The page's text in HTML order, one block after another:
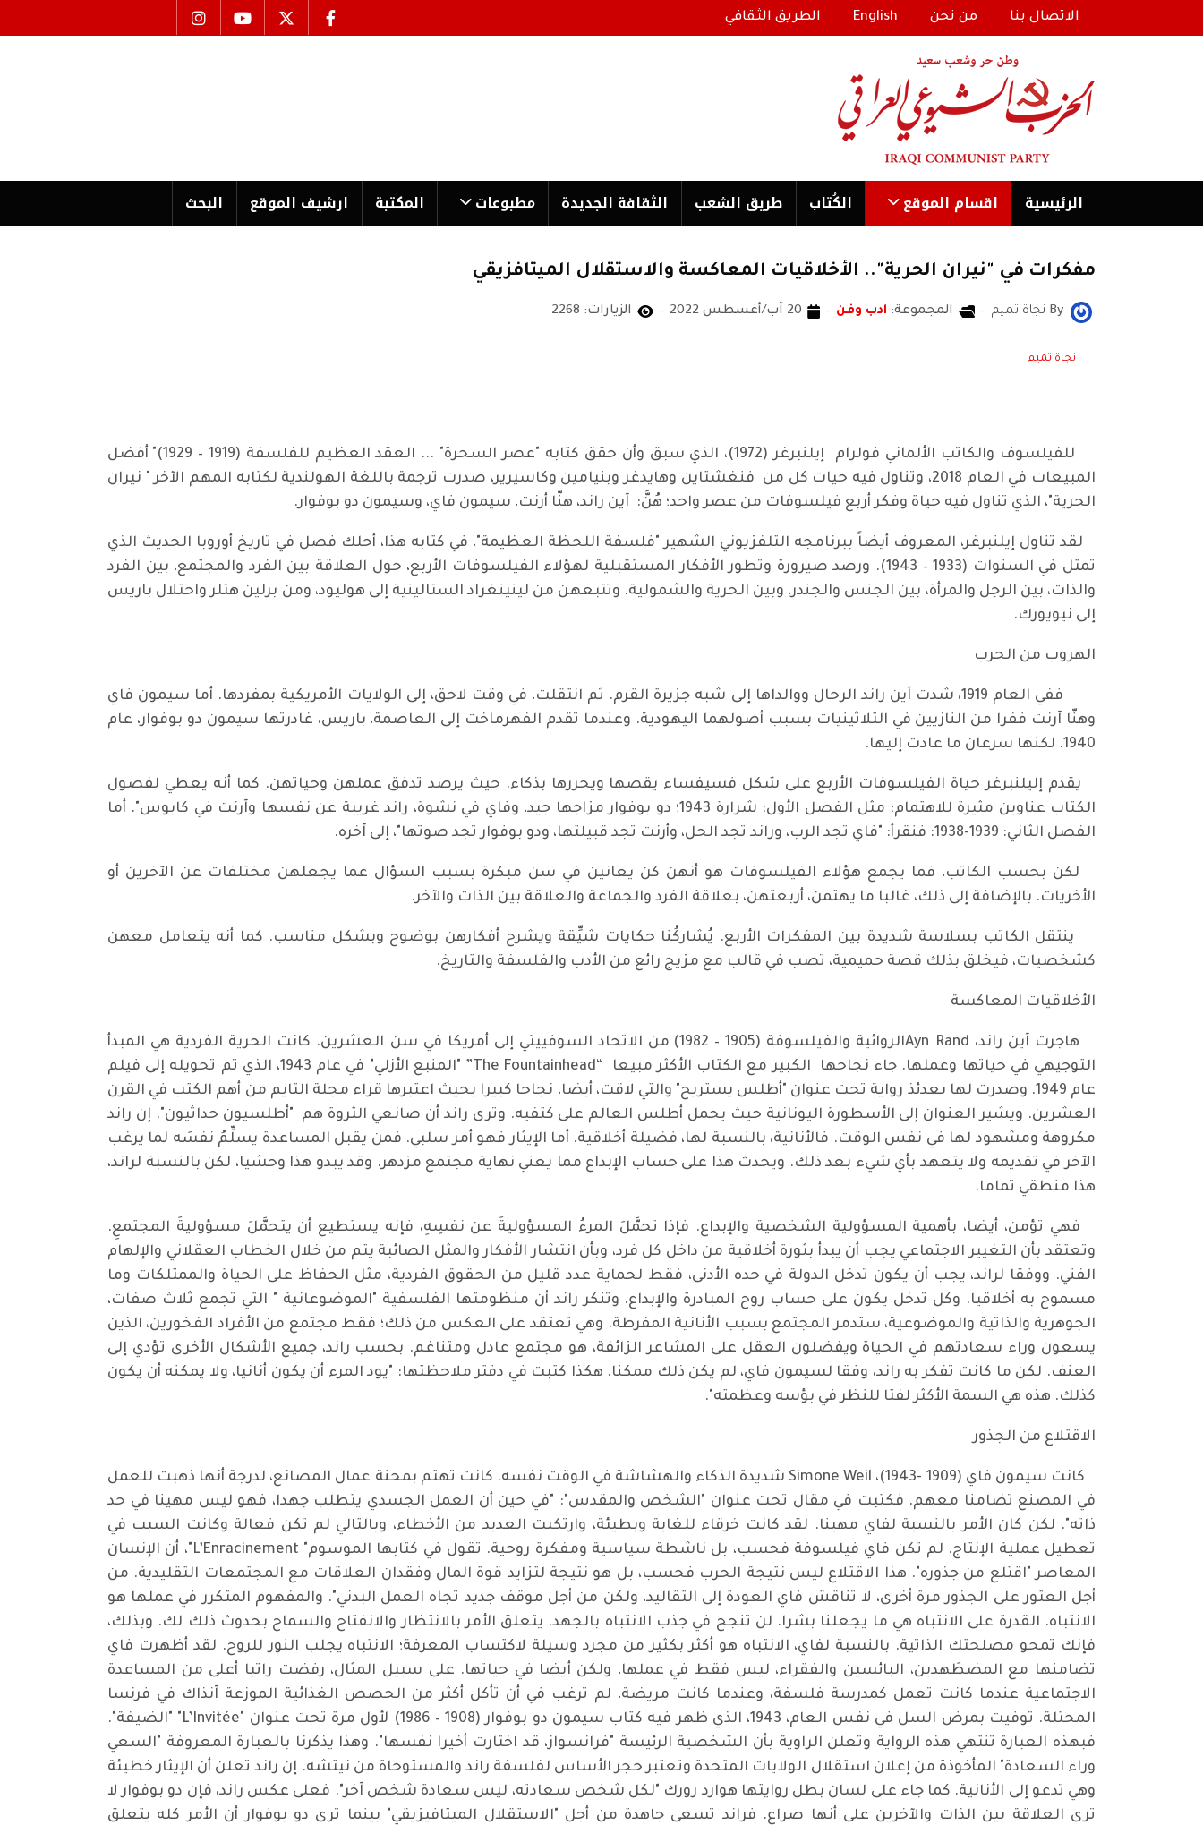
الاتصال بنا من نحن English الطريق الثقافي
الرئیسية اقسام الموقع الكُتاب طریق الشعب الثقافة الجدیدة مطبوعات المكتبة ارشیف الموقع البحث
مفكرات في "نيران الحرية".. الأخلاقيات المعاكسة والاستقلال الميتافزيقي
By نجاة تميم المجموعة: ادب وفن 20 آب/أغسطس 2022 الزيارات: 2268
نجاة تميم
للفيلسوف والكاتب الألماني فولرام إيلنبرغر (1972)، الذي سبق وأن حقق كتابه "عصر السحرة" ... العقد العظيم للفلسفة (1919 – 1929)" أفضل
المبيعات في العام 2018، وتناول فيه حيات كل من فنغشتاين وهايدغر وبنيامين وكاسيرير، صدرت ترجمة باللغة الهولندية لكتابه المهم الآخر " نيران
الحرية"، الذي تناول فيه حياة وفكر أربع فيلسوفات من عصر واحد؛ هُنَّ: آين راند، هنّا أرنت، سيمون فاي، وسيمون دو بوفوار.
لقد تناول إيلنبرغر، المعروف أيضاً ببرنامجه التلفزيوني الشهير "فلسفة اللحظة العظيمة"، في كتابه هذا، أحلك فصل في تاريخ أوروبا الحديث الذي
تمثل في السنوات (1933 – 1943). ورصد صيرورة وتطور الأفكار المستقبلية لهؤلاء الفيلسوفات الأربع، حول العلاقة بين الفرد والمجتمع، بين الفرد
والذات، بين الرجل والمرأة، بين الجنس والجندر، وبين الحرية والشمولية. وتتبعهن من لينينغراد الستالينية إلى هوليود، ومن برلين هتلر واحتلال باريس
إلى نيويورك.
الهروب من الحرب
ففي العام 1919، شدت آين راند الرحال ووالداها إلى شبه جزيرة القرم. ثم انتقلت، في وقت لاحق، إلى الولايات الأمريكية بمفردها. أما سيمون فاي
وهنّا آرنت ففرا من النازيين في الثلاثينيات بسبب أصولهما اليهودية. وعندما تقدم الفهرماخت إلى العاصمة، باريس، غادرتها سيمون دو بوفوار، عام
1940. لكنها سرعان ما عادت إليها.
يقدم إليلنبرغر حياة الفيلسوفات الأربع على شكل فسيفساء يقصها ويحررها بذكاء. حيث يرصد تدفق عملهن وحياتهن. كما أنه يعطي لفصول
الكتاب عناوين مثيرة للاهتمام؛ مثل الفصل الأول: شرارة 1943؛ دو بوفوار مزاجها جيد، وفاي في نشوة، راند غريبة عن نفسها وآرنت في كابوس". أما
الفصل الثاني: 1939-1938: فنقرأ: "فاي تجد الرب، وراند تجد الحل، وأرنت تجد قبيلتها، ودو بوفوار تجد صوتها"، إلى آخره.
لكن بحسب الكاتب، فما يجمع هؤلاء الفيلسوفات هو أنهن كن يعانين في سن مبكرة بسبب السؤال عما يجعلهن مختلفات عن الآخرين أو
الأخريات. بالإضافة إلى ذلك، غالبا ما يهتمن، أربعتهن، بعلاقة الفرد والجماعة والعلاقة بين الذات والآخر.
ينتقل الكاتب بسلاسة شديدة بين المفكرات الأربع. يُشاركُنا حكايات شيِّقة ويشرح أفكارهن بوضوح وبشكل مناسب. كما أنه يتعامل معهن
كشخصيات، فيخلق بذلك قصة حميمية، تصب في قالب مع مزيج رائع من الأدب والفلسفة والتاريخ.
الأخلاقيات المعاكسة
هاجرت آين راند، Ayn Randالروائية والفيلسوفة (1905 – 1982) من الاتحاد السوفييتي إلى أمريكا في سن العشرين. كانت الحرية الفردية هي المبدأ
التوجيهي في حياتها وعملها. جاء نجاحها الكبير مع الكتاب الأكثر مبيعا “The Fountainhead” "المنبع الأزلي" في عام 1943، الذي تم تحويله إلى فيلم
عام 1949. وصدرت لها بعدئذ رواية تحت عنوان "أطلس يستريح" والتي لاقت، أيضا، نجاحا كبيرا بحيث اعتبرها قراء مجلة التايم من أهم الكتب في القرن
العشرين. ويشير العنوان إلى الأسطورة اليونانية حيث يحمل أطلس العالم على كتفيه. وترى راند أن صانعي الثروة هم "أطلسيون حداثيون". إن راند
مكروهة ومشهود لها في نفس الوقت. فالأنانية، بالنسبة لها، فضيلة أخلاقية. أما الإيثار فهو أمر سلبي. فمن يقبل المساعدة يسلِّمُ نفسَه لما يرغب
الآخر في تقديمه ولا يتعهد بأي شيء بعد ذلك. ويحدث هذا على حساب الإبداع مما يعني نهاية مجتمع مزدهر. وقد يبدو هذا وحشيا، لكن بالنسبة لراند،
هذا منطقي تماما.
فهي تؤمن، أيضا، بأهمية المسؤولية الشخصية والإبداع. فإذا تحمَّلَ المرءُ المسؤوليةَ عن نفسِهِ، فإنه يستطيع أن يتحمَّلَ مسؤوليةَ المجتمعِ.
وتعتقد بأن التغيير الاجتماعي يجب أن يبدأ بثورة أخلاقية من داخل كل فرد، وبأن انتشار الأفكار والمثل الصائبة يتم من خلال الخطاب العقلاني والإلهام
الفني. ووفقا لراند، يجب أن يكون تدخل الدولة في حده الأدنى، فقط لحماية عدد قليل من الحقوق الفردية، مثل الحفاظ على الحياة والممتلكات وما
مسموح به أخلاقيا. وكل تدخل يكون على حساب روح المبادرة والإبداع. وتنكر راند أن منظومتها الفلسفية "الموضوعانية " التي تجمع ثلاث صفات،
الجوهرية والذاتية والموضوعية، ستدمر المجتمع بسبب الأنانية المفرطة. وهي تعتقد على العكس من ذلك؛ فقط مجتمع من الأفراد الفخورين، الذين
يسعون وراء سعادتهم في الحياة ويفضلون العقل على المشاعر الزائفة، هو مجتمع عادل ومتناغم. بحسب راند، جميع الأشكال الأخرى تؤدي إلى
العنف. لكن ما كانت تفكر به راند، وفقا لسيمون فاي، لم يكن ذلك ممكنا. هكذا كتبت في دفتر ملاحظتها: "يود المرء أن يكون أنانيا، ولا يمكنه أن يكون
كذلك. هذه هي السمة الأكثر لفتا للنظر في بؤسه وعظمته".
الاقتلاع من الجذور
كانت سيمون فاي (1909 -1943)، Simone Weil شديدة الذكاء والهشاشة في الوقت نفسه. كانت تهتم بمحنة عمال المصانع، لدرجة أنها ذهبت للعمل
في المصنع تضامنا معهم. فكتبت في مقال تحت عنوان "الشخص والمقدس": "في حين أن العمل الجسدي يتطلب جهدا، فهو ليس مهينا في حد
ذاته". لكن كان الأمر بالنسبة لفاي مهينا. لقد كانت خرقاء للغاية وبطيئة، وارتكبت العديد من الأخطاء، وبالتالي لم تكن فعالة وكانت السبب في
تعطيل عملية الإنتاج. لم تكن فاي فيلسوفة فحسب، بل ناشطة سياسية ومفكرة روحية. تقول في كتابها الموسوم" L’Enracinement"، أن الإنسان
المعاصر "اقتلع من جذوره". هذا الاقتلاع ليس نتيجة الحرب فحسب، بل هو نتيجة لتزايد قوة المال وفقدان العلاقات مع المجتمعات التقليدية. من
أجل العثور على الجذور مرة أخرى، لا تناقش فاي العودة إلى التقاليد، ولكن من أجل موقف جديد تجاه العمل البدني". والمفهوم المتكرر في عملها هو
الانتباه. القدرة على الانتباه هي ما يجعلنا بشرا. لن تنجح في جذب الانتباه بالجهد. يتعلق الأمر بالانتظار والانفتاح والسماح بحدوث ذلك لك. وبذلك،
فإنك تمحو مصلحتك الذاتية. بالنسبة لفاي، الانتباه هو أكثر بكثير من مجرد وسيلة لاكتساب المعرفة؛ الانتباه يجلب النور للروح. لقد أظهرت فاي
تضامنها مع المضطَهدين، البائسين والفقراء، ليس فقط في عملها، ولكن أيضا في حياتها. على سبيل المثال، رفضت راتبا أعلى من المساعدة
الاجتماعية عندما كانت تعمل كمدرسة فلسفة، وعندما كانت مريضة، لم ترغب في أن تأكل أكثر من الحصص الغذائية الموزعة آنذاك في فرنسا
المحتلة. توفيت بمرض السل في نفس العام، 1943، الذي ظهر فيه كتاب سيمون دو بوفوار (1908 – 1986) لأول مرة تحت عنوان "L’Invitée" "الضيفة".
فبهذه العبارة تنتهي هذه الرواية وتعلن الراوية بأن الشخصية الرئيسة "فرانسواز، قد اختارت أخيرا نفسها". وهذا يذكرنا بالعبارة المعروفة "السعي
وراء السعادة" المأخوذة من إعلان استقلال الولايات المتحدة وتعتبر حجر الأساس لفلسفة راند والمستوحاة من نيتشه. إن راند تعلن أن الإيثار خطيئة
وهي تدعو إلى الأنانية. كما جاء على لسان بطل روايتها هوارد رورك "لكل شخص سعادته، ليس سعادة شخص آخر". فعلى عكس راند، فإن دو بوفوار لا
ترى العلاقة بين الذات والآخرين على أنها صراع. فراند تسعى جاهدة من أجل "الاستقلال الميتافيزيقي" بينما ترى دو بوفوار أن الأمر كله يتعلق